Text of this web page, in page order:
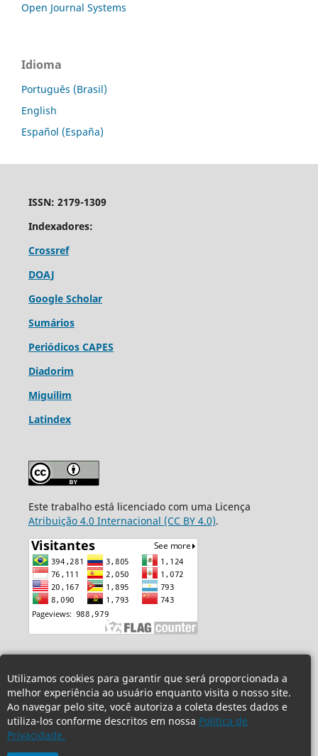
Utilizamos cookies para garantir que será proporcionada a
melhor experiência ao usuário enquanto visita o nosso site.
Ao navegar pelo site, você autoriza a coleta destes dados e
utiliza-los conforme descritos em nossa Política de
Privacidade.
Open Journal Systems
Idioma
Português (Brasil)
English
Español (España)
ISSN: 2179-1309
Indexadores:
Crossref
DOAJ
Google Scholar
Sumários
Periódicos CAPES
Diadorim
Miguilim
Latindex
Este trabalho está licenciado com uma Licença
Atribuição 4.0 Internacional (CC BY 4.0).